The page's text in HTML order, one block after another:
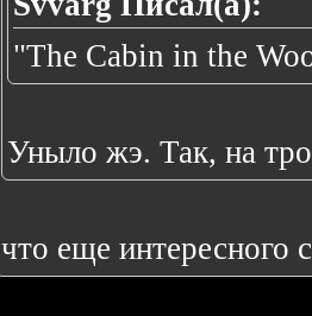
"The Cabin in the
Уныло жэ. Так, на
что еще интересного